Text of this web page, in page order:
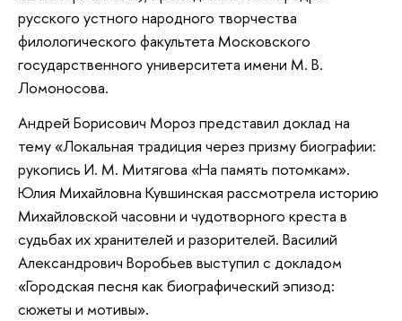
русского устного народного творчества
филологического факультета Московского
государственного университета имени М. В.
Ломоносова.
Андрей Борисович Мороз представил доклад на
тему «Локальная традиция через призму биографии:
рукопись И. М. Митягова «На память потомкам».
Юлия Михайловна Кувшинская рассмотрела историю
Михайловской часовни и чудотворного креста в
судьбах их хранителей и разорителей. Василий
Александрович Воробьев выступил с докладом
«Городская песня как биографический эпизод:
сюжеты и мотивы».